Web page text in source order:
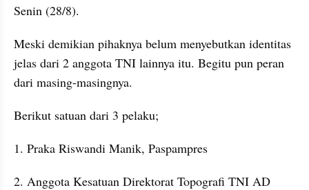
Senin (28/8).
Meski demikian pihaknya belum menyebutkan identitas
jelas dari 2 anggota TNI lainnya itu. Begitu pun peran
dari masing-masingnya.
Berikut satuan dari 3 pelaku;
1. Praka Riswandi Manik, Paspampres
2. Anggota Kesatuan Direktorat Topografi TNI AD